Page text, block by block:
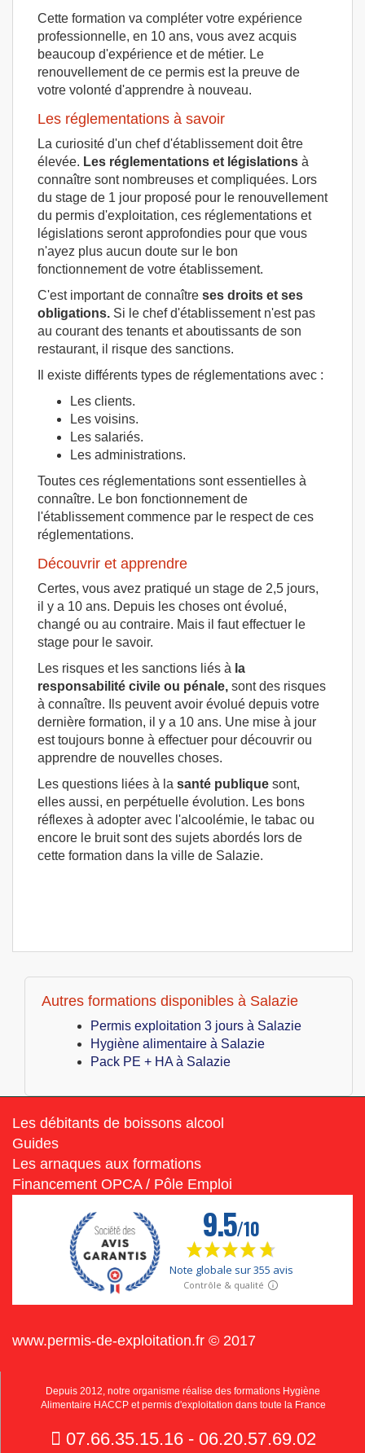
Cette formation va compléter votre expérience
professionnelle, en 10 ans, vous avez acquis
beaucoup d'expérience et de métier. Le
renouvellement de ce permis est la preuve de
votre volonté d'apprendre à nouveau.
Les réglementations à savoir
La curiosité d'un chef d'établissement doit être
élevée. Les réglementations et législations à
connaître sont nombreuses et compliquées. Lors
du stage de 1 jour proposé pour le renouvellement
du permis d'exploitation, ces réglementations et
législations seront approfondies pour que vous
n'ayez plus aucun doute sur le bon
fonctionnement de votre établissement.
C'est important de connaître ses droits et ses
obligations. Si le chef d'établissement n'est pas
au courant des tenants et aboutissants de son
restaurant, il risque des sanctions.
Il existe différents types de réglementations avec :
Les clients.
Les voisins.
Les salariés.
Les administrations.
Toutes ces réglementations sont essentielles à
connaître. Le bon fonctionnement de
l'établissement commence par le respect de ces
réglementations.
Découvrir et apprendre
Certes, vous avez pratiqué un stage de 2,5 jours,
il y a 10 ans. Depuis les choses ont évolué,
changé ou au contraire. Mais il faut effectuer le
stage pour le savoir.
Les risques et les sanctions liés à la
responsabilité civile ou pénale, sont des risques
à connaître. Ils peuvent avoir évolué depuis votre
dernière formation, il y a 10 ans. Une mise à jour
est toujours bonne à effectuer pour découvrir ou
apprendre de nouvelles choses.
Les questions liées à la santé publique sont,
elles aussi, en perpétuelle évolution. Les bons
réflexes à adopter avec l'alcoolémie, le tabac ou
encore le bruit sont des sujets abordés lors de
cette formation dans la ville de Salazie.
Autres formations disponibles à Salazie
Permis exploitation 3 jours à Salazie
Hygiène alimentaire à Salazie
Pack PE + HA à Salazie
Les débitants de boissons alcool
Guides
Les arnaques aux formations
Financement OPCA / Pôle Emploi
www.permis-de-exploitation.fr © 2017
Depuis 2012, notre organisme réalise des formations Hygiène
Alimentaire HACCP et permis d'exploitation dans toute la France
07.66.35.15.16 - 06.20.57.69.02